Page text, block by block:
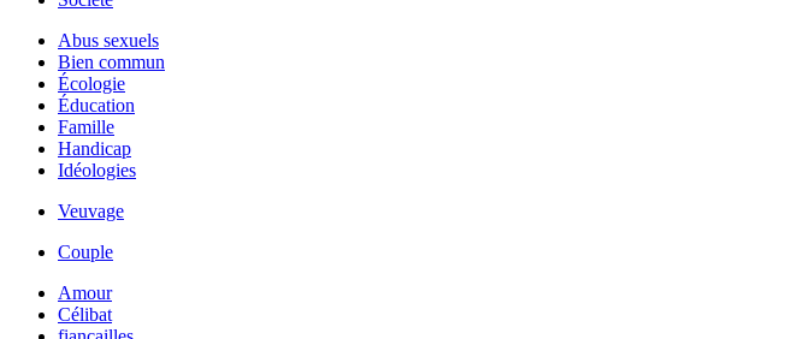
Abus sexuels
Bien commun
Écologie
Éducation
Famille
Handicap
Idéologies
Veuvage
Couple
Amour
Célibat